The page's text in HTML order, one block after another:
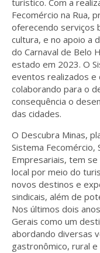
turístico. Com a
Fecomércio na Rua,
oferecendo serviços
cultura, e no apoio a
do Carnaval de Belo
estado em 2023. O
eventos realizados e
colaborando para o
consequência o
das cidades.
O Descubra Minas,
Sistema Fecomércio,
Empresariais, tem
local por meio do
novos destinos e
sindicais, além de
Nos últimos dois
Gerais como um
abordando diversas
gastronômico, rural e